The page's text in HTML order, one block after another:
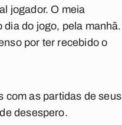
jogador. O meia
do jogo, pela manhã.
por ter recebido o
com as partidas de seus
desespero.